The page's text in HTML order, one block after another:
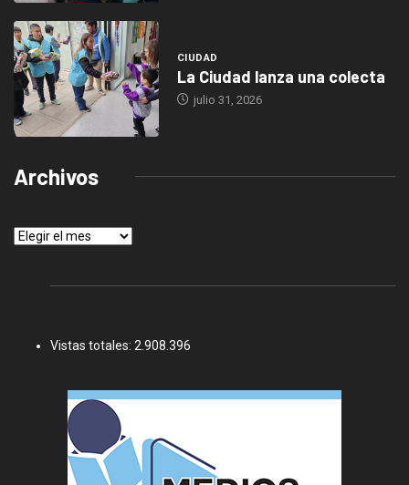
CIUDAD
La Ciudad lanza una colecta
julio 31, 2026
Archivos
Archivos
Vistas totales: 2.908.396